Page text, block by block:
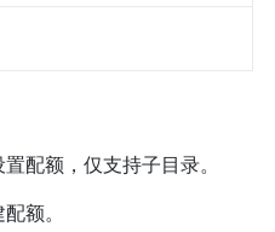
配额，仅支持子目录。
额。